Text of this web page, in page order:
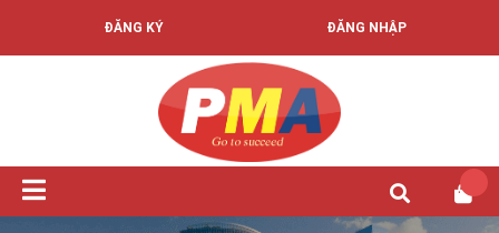
ĐĂNG KÝ ĐĂNG NHẬP